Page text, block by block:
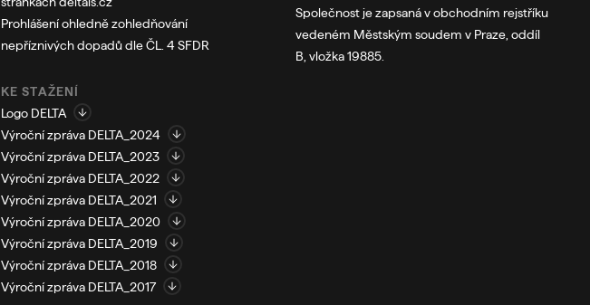
Prohlášení ohledně zohledňování
nepříznivých dopadů dle ČL. 4 SFDR
KE STAŽENÍ
Logo DELTA
Výroční zpráva DELTA_2024
Výroční zpráva DELTA_2023
Výroční zpráva DELTA_2022
Výroční zpráva DELTA_2021
Výroční zpráva DELTA_2020
Výroční zpráva DELTA_2019
Výroční zpráva DELTA_2018
Výroční zpráva DELTA_2017
Společnost je zapsaná v obchodním rejstříku
vedeném Městským soudem v Praze, oddíl
B, vložka 19885.